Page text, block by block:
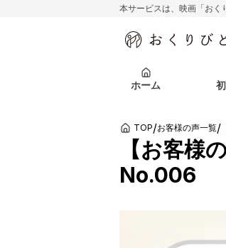
本サービスは、映画「おく
ホーム
初めての方へ
関東エリア
北海道エリア
お客様の声
葬儀の知識
初めての方へ
会社を知る
関東エリア
北海道エリア
お客様の声
葬儀の知識
TOP/お客様の声一覧/
【お客様
No.006